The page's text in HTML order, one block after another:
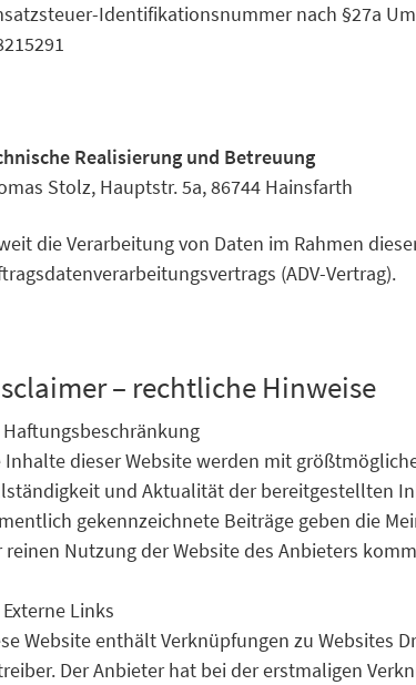
Identifikationsnummer nach §27a
Realisierung und Betreuung
Stolz, Hauptstr. 5a, 86744 Hainsfarth
die Verarbeitung von Daten im Rahmen
(ADV-Vertrag).
– rechtliche Hinweise
Haftungsbeschränkung
Inhalte dieser Website werden mit
und Aktualität der bereitgestellten
gekennzeichnete Beiträge geben die
reinen Nutzung der Website des Anbieters
Externe Links
Website enthält Verknüpfungen zu Websites
Der Anbieter hat bei der erstmaligen